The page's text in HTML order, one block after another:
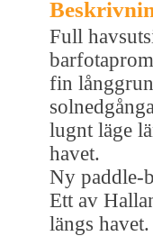
Full
fin
lugnt läge
havet.
Ny paddle-
Ett av
längs havet.